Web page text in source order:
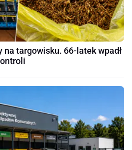
na targowisku. 66-latek wpadł